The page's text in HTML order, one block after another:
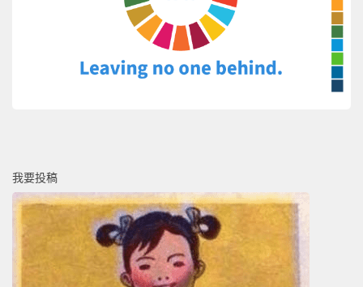
我要投稿